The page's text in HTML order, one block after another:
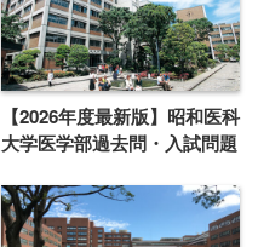
【2026年度最新版】昭和医科
大学医学部過去問・入試問題